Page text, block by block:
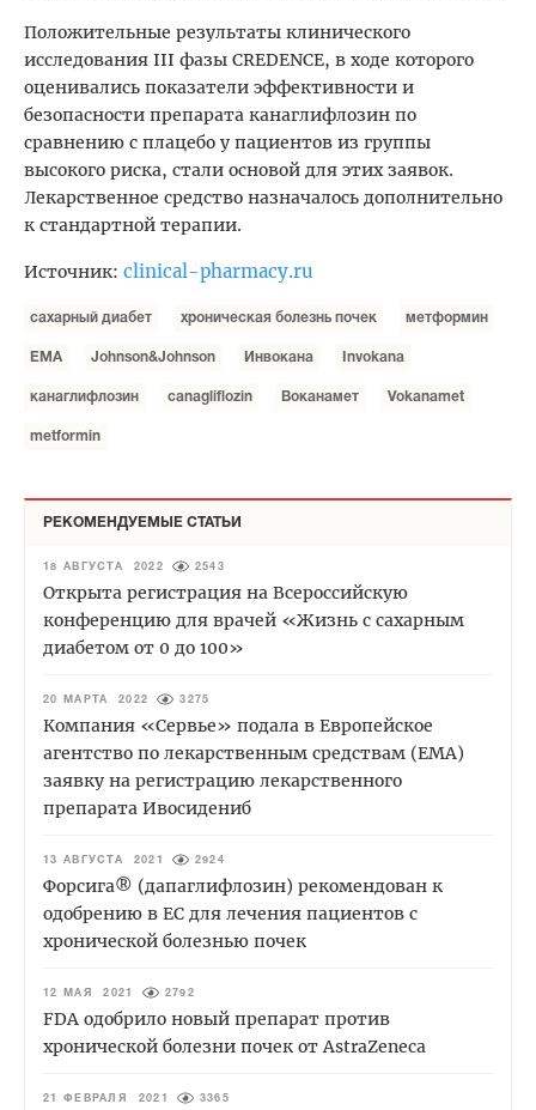
Положительные результаты клинического
исследования III фазы CREDENCE, в ходе которого
оценивались показатели эффективности и
безопасности препарата канаглифлозин по
сравнению с плацебо у пациентов из группы
высокого риска, стали основой для этих заявок.
Лекарственное средство назначалось дополнительно
к стандартной терапии.
Источник: clinical-pharmacy.ru
сахарный диабет хроническая болезнь почек метформин
ЕМА Johnson&Johnson Инвокана Invokana
канаглифлозин canagliflozin Воканамет Vokanamet
metformin
РЕКОМЕНДУЕМЫЕ СТАТЬИ
18 АВГУСТА 2022 2543
Открыта регистрация на Всероссийскую
конференцию для врачей «Жизнь с сахарным
диабетом от 0 до 100»
20 МАРТА 2022 3275
Компания «Сервье» подала в Европейское
агентство по лекарственным средствам (EMA)
заявку на регистрацию лекарственного
препарата Ивосидениб
13 АВГУСТА 2021 2924
Форсига® (дапаглифлозин) рекомендован к
одобрению в ЕС для лечения пациентов с
хронической болезнью почек
12 МАЯ 2021 2792
FDA одобрило новый препарат против
хронической болезни почек от AstraZeneca
21 ФЕВРАЛЯ 2021 3365